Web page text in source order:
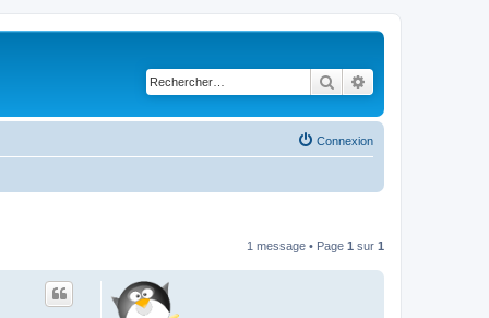
Rechercher
Connexion
1 message • Page 1 sur 1